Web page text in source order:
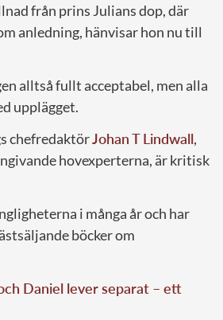
från prins Julians dop, där
anledning, hänvisar hon nu till
alltså fullt acceptabel, men alla
upplägget.
chefredaktörJohan T Lindwall,
hovexperterna, är kritisk
i många år och har
böcker om
Daniel lever separat – ett